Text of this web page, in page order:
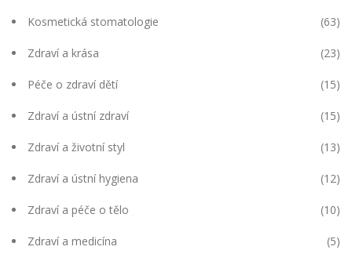
Kosmetická stomatologie (63)
Zdraví a krása (23)
Péče o zdraví dětí (15)
Zdraví a ústní zdraví (15)
Zdraví a životní styl (13)
Zdraví a ústní hygiena (12)
Zdraví a péče o tělo (10)
Zdraví a medicína (5)